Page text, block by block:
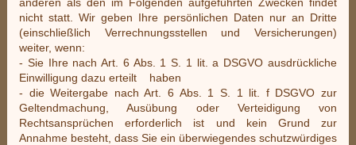
nicht statt. Wir geben Ihre persönlichen Daten nur an Dritte
(einschließlich Verrechnungsstellen und Versicherungen)
weiter, wenn:
- Sie Ihre nach Art. 6 Abs. 1 S. 1 lit. a DSGVO ausdrückliche
Einwilligung dazu erteilt haben
- die Weitergabe nach Art. 6 Abs. 1 S. 1 lit. f DSGVO zur
Geltendmachung, Ausübung oder Verteidigung von
Rechtsansprüchen erforderlich ist und kein Grund zur
Annahme besteht, dass Sie ein überwiegendes schutzwürdiges